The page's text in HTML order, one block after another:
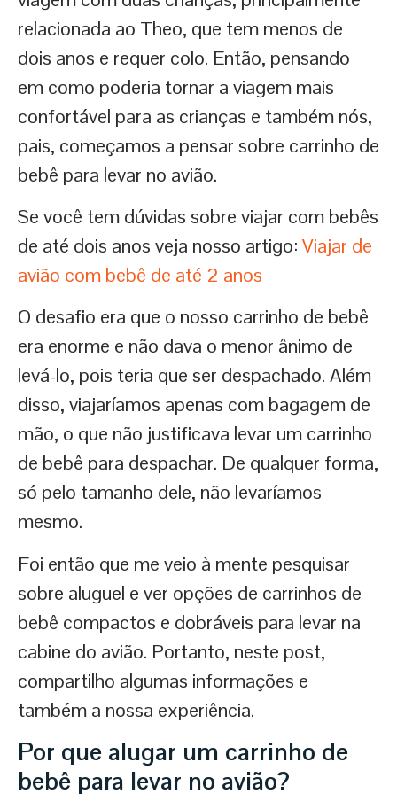
relacionada ao Theo, que tem menos de
dois anos e requer colo. Então, pensando
em como poderia tornar a viagem mais
confortável para as crianças e também nós,
pais, começamos a pensar sobre carrinho de
bebê para levar no avião.
Se você tem dúvidas sobre viajar com bebês
de até dois anos veja nosso artigo: Viajar de
avião com bebê de até 2 anos
O desafio era que o nosso carrinho de bebê
era enorme e não dava o menor ânimo de
levá-lo, pois teria que ser despachado. Além
disso, viajaríamos apenas com bagagem de
mão, o que não justificava levar um carrinho
de bebê para despachar. De qualquer forma,
só pelo tamanho dele, não levaríamos
mesmo.
Foi então que me veio à mente pesquisar
sobre aluguel e ver opções de carrinhos de
bebê compactos e dobráveis para levar na
cabine do avião. Portanto, neste post,
compartilho algumas informações e
também a nossa experiência.
Por que alugar um carrinho de
bebê para levar no avião?